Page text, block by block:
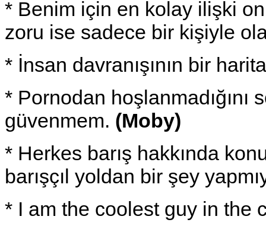
* Benim için en kolay ilişki
zoru ise sadece bir kişiyle
* İnsan davranışının bir
* Pornodan
güvenmem. (Moby)
* Herkes barış hakkında
barışçıl yoldan bir şey
* I am the coolest guy in the